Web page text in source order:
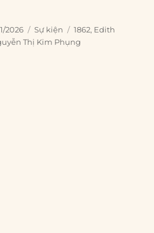
2026 Categories
Sự kiện Tags
1862, Edith
Thị Kim Phụng